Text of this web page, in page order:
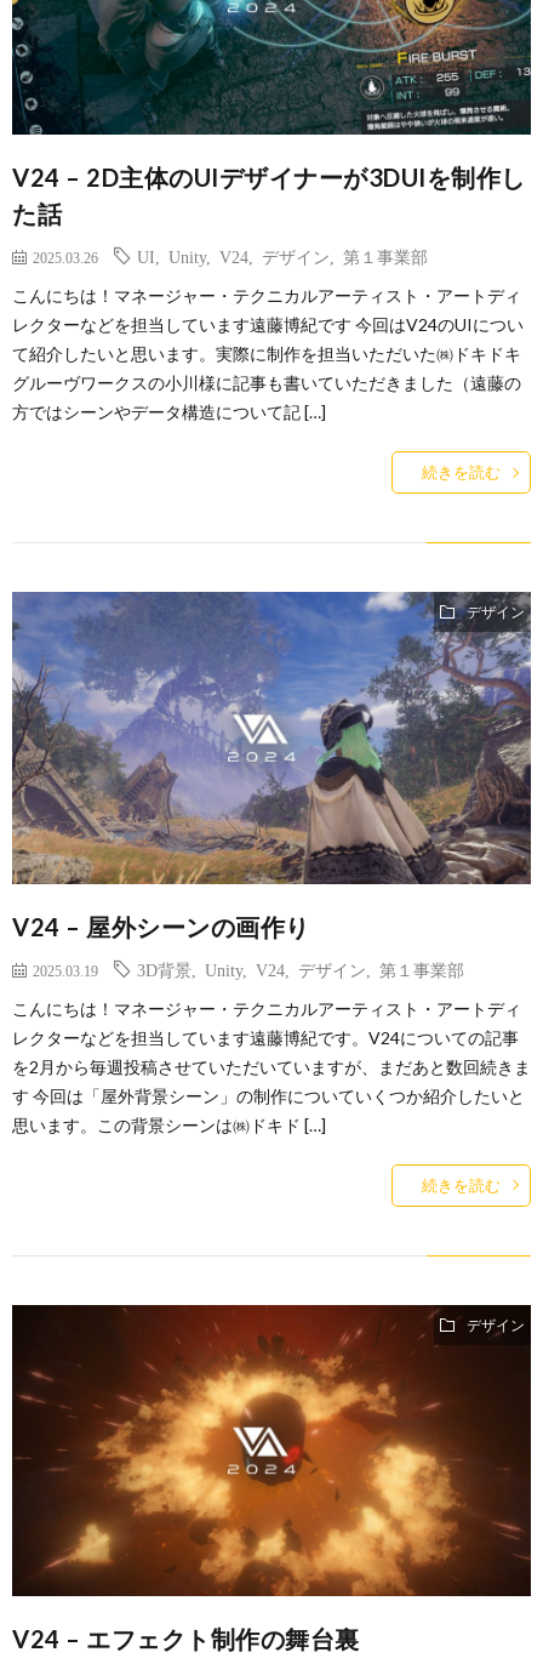
V24 – 2D主体のUIデザイナーが3DUIを制作し
た話
2025.03.26 UI Unity, V24 デザイン 第１事業部
こんにちは！マネージャー・テクニカルアーティスト・アートディ
レクターなどを担当しています遠藤博紀です 今回はV24のUIについ
て紹介したいと思います。実際に制作を担当いただいた㈱ドキドキ
グルーヴワークスの小川様に記事も書いていただきました（遠藤の
方ではシーンやデータ構造について記 […]
続きを読む
デザイン
V24 – 屋外シーンの画作り
2025.03.19 3D背景 Unity, V24 デザイン 第１事業部
こんにちは！マネージャー・テクニカルアーティスト・アートディ
レクターなどを担当しています遠藤博紀です。V24についての記事
を2月から毎週投稿させていただいていますが、まだあと数回続きま
す 今回は「屋外背景シーン」の制作についていくつか紹介したいと
思います。この背景シーンは㈱ドキド […]
続きを読む
デザイン
V24 – エフェクト制作の舞台裏